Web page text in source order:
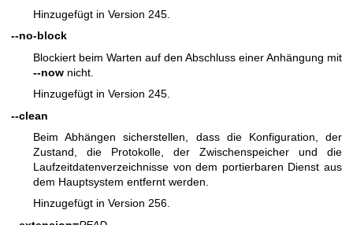
Hinzugefügt in Version 245.
--no-block
Blockiert beim Warten auf den Abschluss einer Anhängung mit
--now nicht.
Hinzugefügt in Version 245.
--clean
Beim Abhängen sicherstellen, dass die Konfiguration, der
Zustand, die Protokolle, der Zwischenspeicher und die
Laufzeitdatenverzeichnisse von dem portierbaren Dienst aus
dem Hauptsystem entfernt werden.
Hinzugefügt in Version 256.